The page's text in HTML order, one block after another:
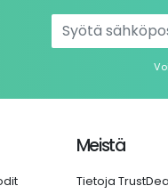
Meistä
Tietoja